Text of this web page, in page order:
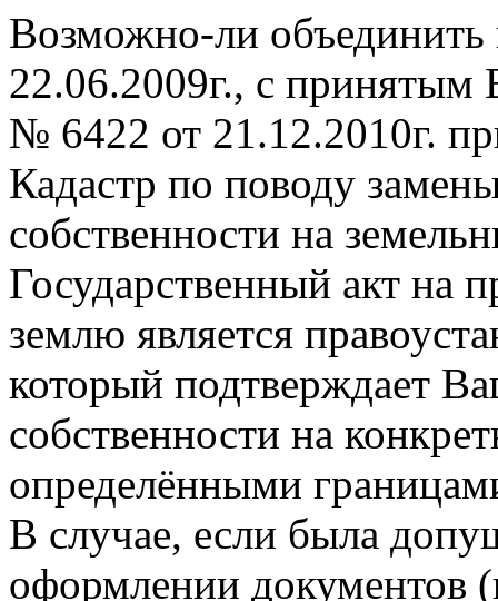
Возможно-ли
22.06.2009г., с принятым
№ 6422 от 21.12.2010г.
Кадастр по поводу
собственности на
Государственный акт на
землю является
который подтверждает
собственности на
определёнными
В случае, если была
оформлении документов